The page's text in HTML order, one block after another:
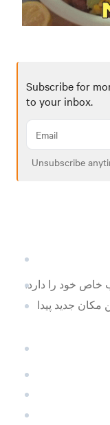
Subscribe for
to your inbox.
Unsubscribe
خاص خود را دارد.
جدید پیدا